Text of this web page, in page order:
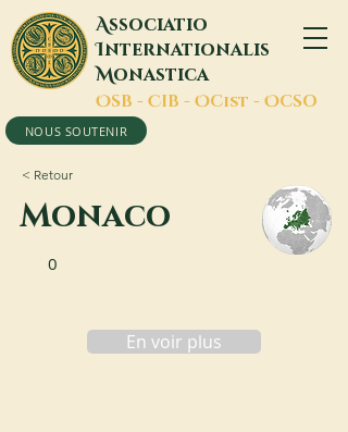
Associatio
Internationalis
Monastica
OSB - CIB - OCist - OCSO
NOUS SOUTENIR
< Retour
Monaco
0
En voir plus